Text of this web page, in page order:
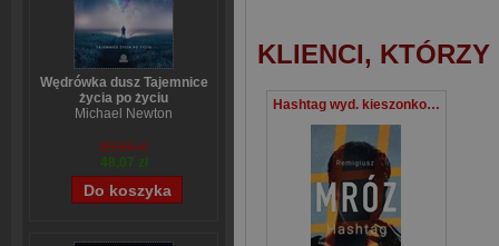
Wędrówka dusz Tajemnice
życia po życiu
Michael Newton
59,84 zł
48,07 zł
KLIENCI,
Hashtag wyd. kieszonkowe